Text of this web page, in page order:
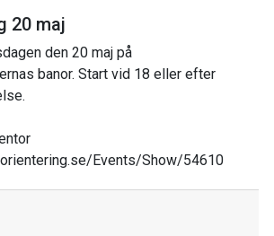
20 maj
den 20 maj på
banor. Start vid 18 eller efter
Events/Show/54610